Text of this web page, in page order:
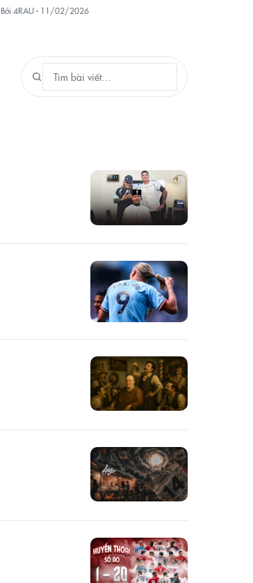
Bởi 4RAU · 11/02/2026